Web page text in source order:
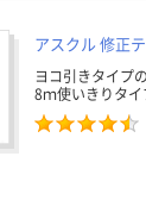
アスクル 修正
ヨコ引きタイプ
8ｍ使いきりタイ